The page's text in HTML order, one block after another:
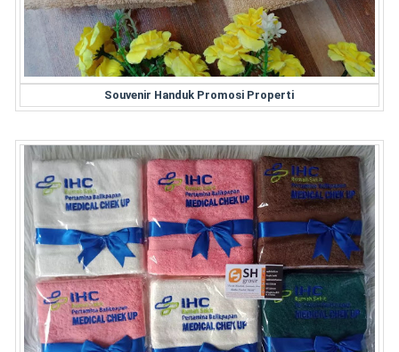
Souvenir Handuk Promosi Properti